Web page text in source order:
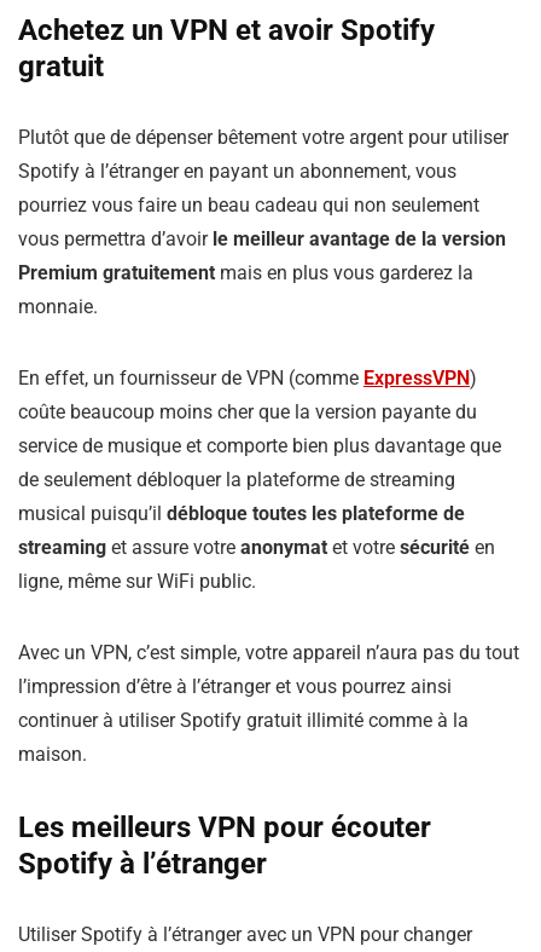
Achetez un VPN et avoir Spotify
gratuit
Plutôt que de dépenser bêtement votre argent pour utiliser
Spotify à l’étranger en payant un abonnement, vous
pourriez vous faire un beau cadeau qui non seulement
vous permettra d’avoir le meilleur avantage de la version
Premium gratuitement mais en plus vous garderez la
monnaie.
En effet, un fournisseur de VPN (comme ExpressVPN)
coûte beaucoup moins cher que la version payante du
service de musique et comporte bien plus davantage que
de seulement débloquer la plateforme de streaming
musical puisqu’il débloque toutes les plateforme de
streaming et assure votre anonymat et votre sécurité en
ligne, même sur WiFi public.
Avec un VPN, c’est simple, votre appareil n’aura pas du tout
l’impression d’être à l’étranger et vous pourrez ainsi
continuer à utiliser Spotify gratuit illimité comme à la
maison.
Les meilleurs VPN pour écouter
Spotify à l’étranger
Utiliser Spotify à l’étranger avec un VPN pour changer